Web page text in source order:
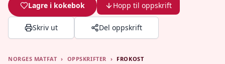
Lagre i kokebok Hopp til oppskrift
Skriv ut Del oppskrift
NORGES MATFAT › OPPSKRIFTER › FROKOST